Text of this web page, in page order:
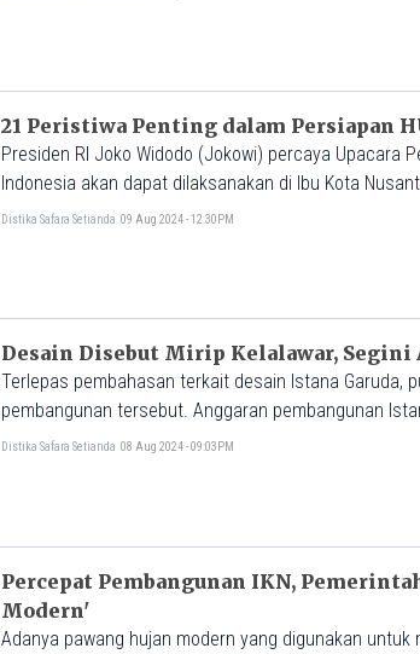
21 Peristiwa Penting dalam Persiapan
Presiden RI Joko Widodo (Jokowi) percaya Upacara
Indonesia akan dapat dilaksanakan di Ibu Kota
Distika Safara Setianda 09 Aug 2024 - 12:30PM
Desain Disebut Mirip Kelalawar, Segini
Terlepas pembahasan terkait desain Istana Garuda,
pembangunan tersebut. Anggaran pembangunan
Sri Mulyani Indrawati meninjau progres pembangunan
Distika Safara Setianda 08 Aug 2024 - 09:03PM
Percepat Pembangunan IKN,
Modern'
Adanya pawang hujan modern yang digunakan